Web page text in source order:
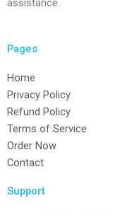
assistance.
Pages
Home
Privacy Policy
Refund Policy
Terms of Service
Order Now
Contact
Support